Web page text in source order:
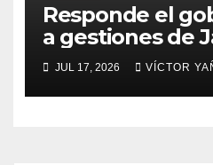
Responde el
a gestiones de
Jaramillo
JUL 17, 2026 VÍCTOR